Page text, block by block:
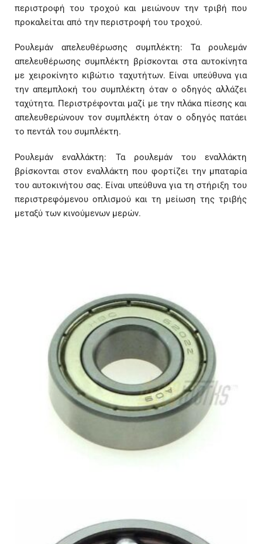
περιστροφή του τροχού και μειώνουν την τριβή που
προκαλείται από την περιστροφή του τροχού.
Ρουλεμάν απελευθέρωσης συμπλέκτη: Τα ρουλεμάν
απελευθέρωσης συμπλέκτη βρίσκονται στα αυτοκίνητα
με χειροκίνητο κιβώτιο ταχυτήτων. Είναι υπεύθυνα για
την απεμπλοκή του συμπλέκτη όταν ο οδηγός αλλάζει
ταχύτητα. Περιστρέφονται μαζί με την πλάκα πίεσης και
απελευθερώνουν τον συμπλέκτη όταν ο οδηγός πατάει
το πεντάλ του συμπλέκτη.
Ρουλεμάν εναλλάκτη: Τα ρουλεμάν του εναλλάκτη
βρίσκονται στον εναλλάκτη που φορτίζει την μπαταρία
του αυτοκινήτου σας. Είναι υπεύθυνα για τη στήριξη του
περιστρεφόμενου οπλισμού και τη μείωση της τριβής
μεταξύ των κινούμενων μερών.